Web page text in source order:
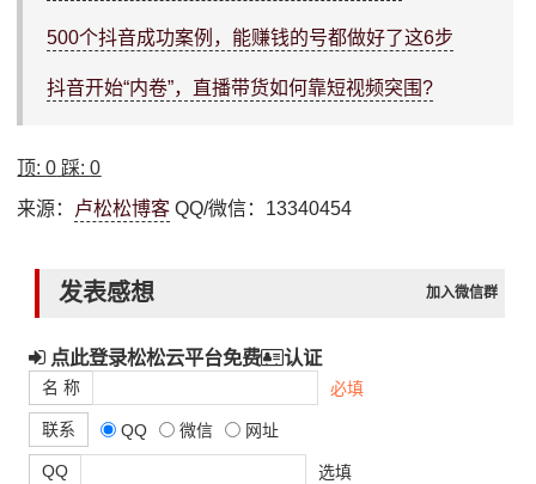
500个抖音成功案例，能赚钱的号都做好了这6步
抖音开始“内卷”，直播带货如何靠短视频突围?
顶:0 踩:0
来源： 卢松松博客 QQ/微信：13340454
发表感想 加入微信群
点此登录松松云平台免费 认证
名 称 必填
联系 QQ 微信 网址
QQ 选填